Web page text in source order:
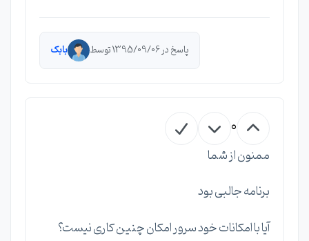
پاسخ در 1395/09/06 توسط بابک
0
ممنون از شما
برنامه جالبی بود
آیا با امکانات خود سرور امکان چنین کاری نیست؟